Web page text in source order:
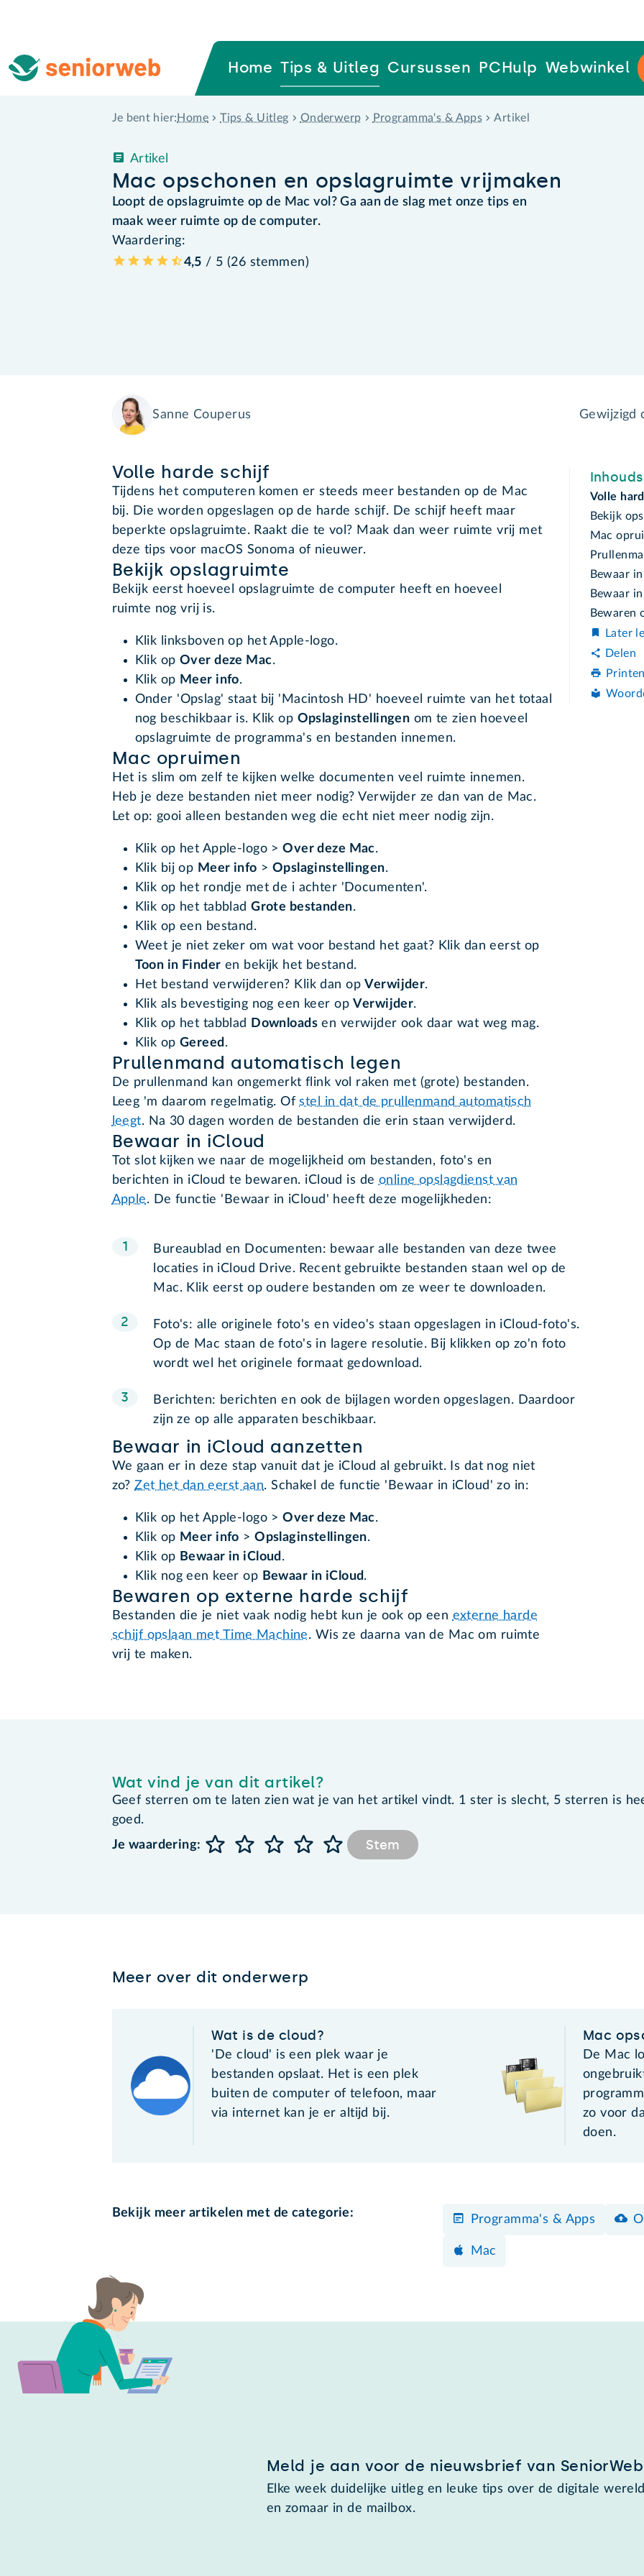
Home Tips & Uitleg Cursussen PCHulp Webwinkel
Je bent hier: Home Tips & Uitleg Onderwerp Programma's & Apps Artikel
Mac opschonen en opslagruimte vrijmaken
Artikel
Loopt de opslagruimte op de Mac vol? Ga aan de slag met onze tips en
maak weer ruimte op de computer.
Waardering:
4,5 / 5 (26 stemmen)
Sanne Couperus Gewijzigd
Volle harde schijf
Tijdens het computeren komen er steeds meer bestanden op de Mac
bij. Die worden opgeslagen op de harde schijf. De schijf heeft maar
beperkte opslagruimte. Raakt die te vol? Maak dan weer ruimte vrij met
deze tips voor macOS Sonoma of nieuwer.
Bekijk opslagruimte
Bekijk eerst hoeveel opslagruimte de computer heeft en hoeveel
ruimte nog vrij is.
Klik linksboven op het Apple-logo.
Klik op Over deze Mac.
Klik op Meer info.
Onder 'Opslag' staat bij 'Macintosh HD' hoeveel ruimte van het totaal
nog beschikbaar is. Klik op Opslaginstellingen om te zien hoeveel
opslagruimte de programma's en bestanden innemen.
Mac opruimen
Het is slim om zelf te kijken welke documenten veel ruimte innemen.
Heb je deze bestanden niet meer nodig? Verwijder ze dan van de Mac.
Let op: gooi alleen bestanden weg die echt niet meer nodig zijn.
Klik op het Apple-logo >Over deze Mac.
Klik bij op Meer info > Opslaginstellingen.
Klik op het rondje met de i achter 'Documenten'.
Klik op het tabbladGrote bestanden.
Klik op een bestand.
Weet je niet zeker om wat voor bestand het gaat? Klik dan eerst op
Toon in Finder en bekijk het bestand.
Het bestand verwijderen? Klik dan opVerwijder.
Klik als bevestiging nog een keer opVerwijder.
Klik op het tabblad
Downloadsen verwijder ook daar wat weg mag.
Klik op Gereed .
Prullenmand automatisch legen
De prullenmand kan ongemerkt flink vol raken met (grote) bestanden.
Leeg 'm daarom regelmatig. Ofstel in dat de prullenmand automatisch
leegt. Na 30 dagen worden de bestanden die erin staan verwijderd.
Bewaar in iCloud
Tot slot kijken we naar de mogelijkheid om bestanden, foto's en
berichten in iCloud te bewaren. iCloud is de online opslagdienst van
Apple. De functie 'Bewaar in iCloud' heeft deze mogelijkheden:
Bureaublad en Documenten: bewaar alle bestanden van deze twee
locaties in iCloud Drive. Recent gebruikte bestanden staan wel op de
Mac. Klik eerst op oudere bestanden om ze weer te downloaden.
Foto's: alle originele foto's en video's staan opgeslagen in iCloud-foto's.
Op de Mac staan de foto's in lagere resolutie. Bij klikken op zo'n foto
wordt wel het originele formaat gedownload.
Berichten: berichten en ook de bijlagen worden opgeslagen. Daardoor
zijn ze op alle apparaten beschikbaar.
Bewaar in iCloud aanzetten
We gaan er in deze stap vanuit dat je iCloud al gebruikt. Is dat nog niet
zo?Zet het dan eerst aan. Schakel de functie 'Bewaar in iCloud' zo in:
Klik op het Apple-logo >Over deze Mac.
Klik op Meer info >Opslaginstellingen.
Klik op Bewaar in iCloud .
Klik nog een keer op Bewaar in iCloud.
Bewaren op externe harde schijf
Bestanden die je niet vaak nodig hebt kun je ook op een externe harde
schijf opslaan met Time Machine. Wis ze daarna van de Mac om ruimte
vrij te maken.
Volle
Bekijk
Mac
Bewaar
Bewaar
Bewaren
Later
Delen
Wat vind je van dit artikel?
Geef sterren om te laten zien wat je van het artikel vindt. 1 ster is slecht, 5 sterren is
goed.
Je waardering:
Stem
Meer over dit onderwerp
Wat is de cloud?
'De cloud' is een plek waar je
bestanden opslaat. Het is een plek
buiten de computer of telefoon, maar
via internet kan je er altijd bij.
Mac
De Mac
zo voor
doen.
Bekijk meer artikelen met de categorie:
Programma's & Apps
Mac
Meld je aan voor de nieuwsbrief van SeniorWeb
Elke week duidelijke uitleg en leuke tips over de digitale
en zomaar in de mailbox.